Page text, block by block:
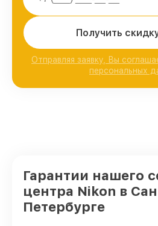
Получить
Отправляя заявку, Вы
персональных
Гарантии нашего
центра Nikon в
Петербурге